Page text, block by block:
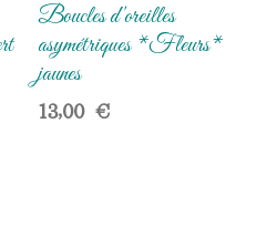
Boucles d'oreilles
asymétriques *Fleurs*
jaunes
13,00€